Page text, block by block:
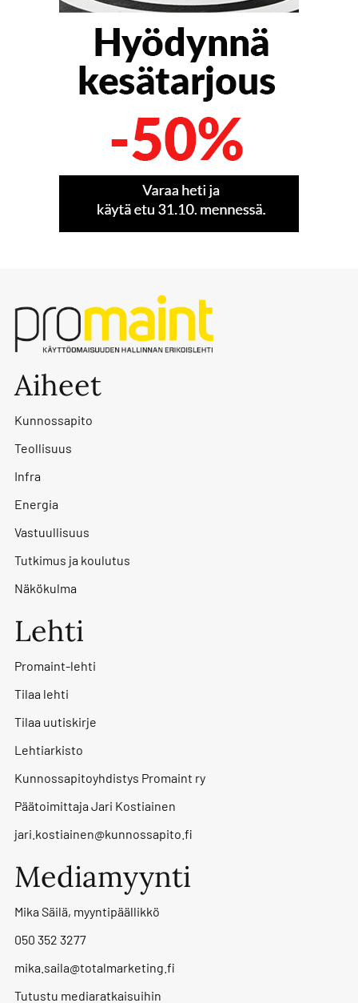
Aiheet
Kunnossapito
Teollisuus
Infra
Energia
Vastuullisuus
Tutkimus ja koulutus
Näkökulma
Lehti
Promaint-lehti
Tilaa lehti
Tilaa uutiskirje
Lehtiarkisto
Kunnossapitoyhdistys Promaint ry
Päätoimittaja Jari Kostiainen
jari.kostiainen@kunnossapito.fi
Mediamyynti
Mika Säilä, myyntipäällikkö
050 352 3277
mika.saila@totalmarketing.fi
Tutustu mediaratkaisuihin